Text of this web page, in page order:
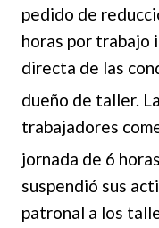
pedido de
horas por trabajo
directa de las
dueño de taller.
trabajadores
jornada de 6
suspendió sus
patronal a los